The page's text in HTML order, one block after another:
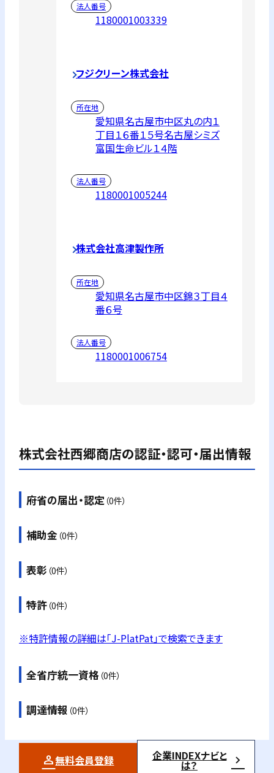
法人番号
1180001003339
フジクリーン株式会社
所在地
愛知県名古屋市中区丸の内１
丁目１６番１５号名古屋シミズ
富国生命ビル１４階
法人番号
1180001005244
株式会社高津製作所
所在地
愛知県名古屋市中区錦３丁目４
番６号
法人番号
1180001006754
株式会社西郷商店の認証・認可・届出情報
府省の届出・認定 （0件）
補助金 （0件）
表彰 （0件）
特許（0件）
※特許情報の詳細は「J-PlatPat」で検索できます
全省庁統一資格（0件）
調達情報 （0件）
無料会員登録 企業INDEXナビと
は？